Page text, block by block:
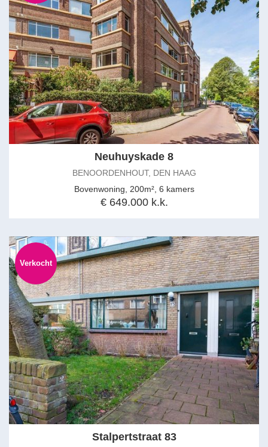
Other features:
- asking price for the garage: €25,000
- around the corner from the lively Badhuisstraat and Keizerstraat
with good shops, nice coffee shops, restaurants, and -
cozy terraces
- near supermarket Hoogvliet and numerous other desired
amenities
- perpetual leasehold right; the ground rent and management
costs are bought off perpetually
- energy label A!
- private parking space and storage room in the underground
garage, accessible by elevator
- the complex is accessible for people with disabilities
- Willemstaete is a 2001 'newly renovated' apartment complex
- active owners' association, VvE contribution € 415,71 apartment
and € 35,69 parking space per month
- near various primary and secondary schools as well as the
French school
- older construction and materials disclaimers will be included in
the NVM purchase agreement
- the non-resident clause will be included in the NVM purchase
agreement
- available in mutual consultation
Intrigued? Contact an NVM estate agent, who will represent your
interests and save you time, money, and worries.
Addresses of NVM agents in the area can be found on the Funda
website.
The foregoing information has been carefully compiled by our
to us by the seller. However, no liability can be accepted by Estata
Neuhuyskade 8
BENOORDENHOUT, DEN HAAG
Bovenwoning, 200m², 6 kamers
€ 649.000 k.k.
Verkocht
Stalpertstraat 83